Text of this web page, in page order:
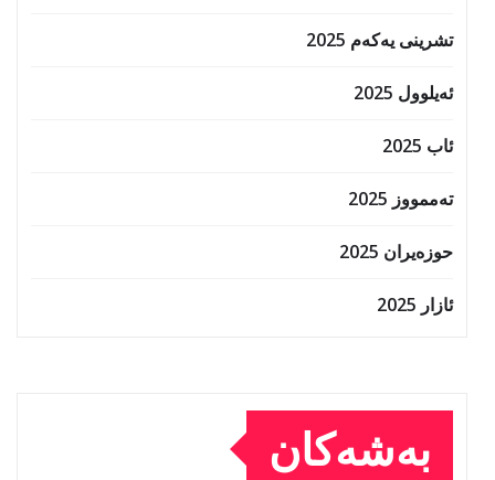
تشرینی یەکەم 2025
ئەیلوول 2025
ئاب 2025
تەممووز 2025
حوزه‌یران 2025
ئازار 2025
بەشەکان